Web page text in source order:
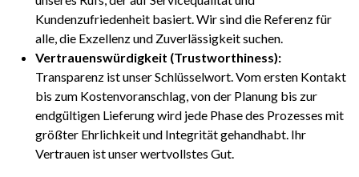
Kundenzufriedenheit basiert. Wir sind die Referenz für
alle, die Exzellenz und Zuverlässigkeit suchen.
Vertrauenswürdigkeit (Trustworthiness):
Transparenz ist unser Schlüsselwort. Vom ersten Kontakt
bis zum Kostenvoranschlag, von der Planung bis zur
endgültigen Lieferung wird jede Phase des Prozesses mit
größter Ehrlichkeit und Integrität gehandhabt. Ihr
Vertrauen ist unser wertvollstes Gut.